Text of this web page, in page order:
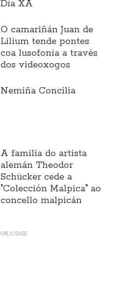
Día XA
O camariñán Juan de
Lilium tende pontes
coa lusofonía a través
dos videoxogos
Nemiña Concilia
A familia do artista
alemán Theodor
Schücker cede a
"Colección Malpica" ao
concello malpicán